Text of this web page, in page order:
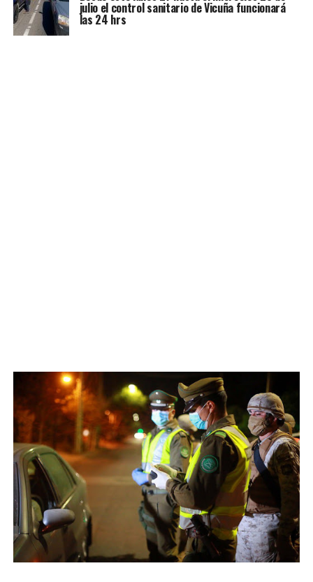
julio el control sanitario de Vicuña funcionará
las 24 hrs